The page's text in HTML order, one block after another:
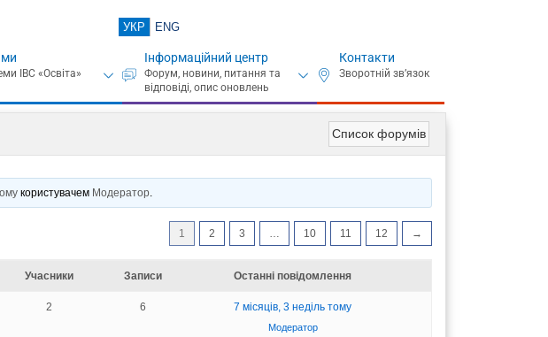
УКР ENG
Інформаційний центр Контакти
Список форумів
користувачем Модератор
1 2 3 10 11 12 →
Учасники Записи Останні повідомлення
2 6 7 місяців, 3 неділь тому
Модератор